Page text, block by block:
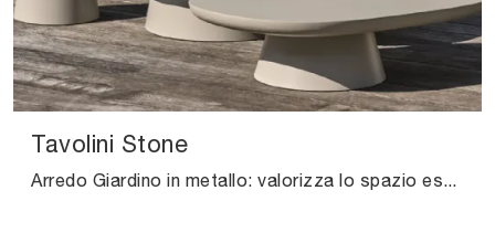
Tavolini Stone
Arredo Giardino in metallo: valorizza lo spazio esterno con diverse soluzioni di tavolini da giardino dell'azienda Ditre Italia.